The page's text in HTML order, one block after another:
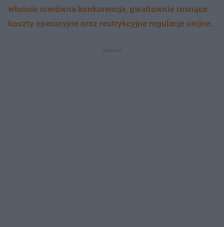
właśnie nierówna konkurencja, gwałtownie rosnące
koszty operacyjne oraz restrykcyjne regulacje unijne.